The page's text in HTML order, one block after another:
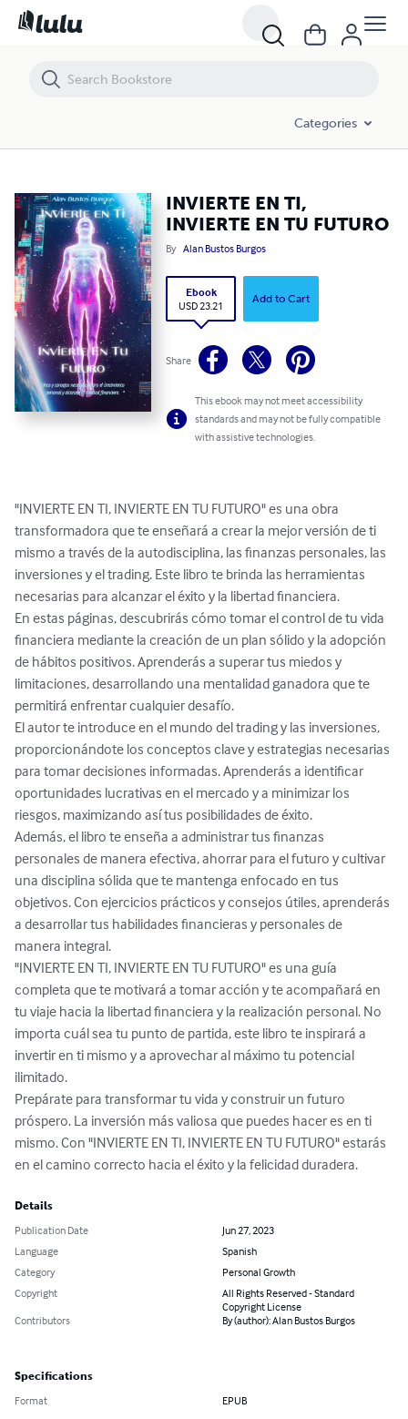
Categories
INVIERTE EN TI,
INVIERTE EN TU FUTURO
By Alan Bustos Burgos
Ebook
USD 23.21
Add to Cart
Share
This ebook may not meet accessibility
standards and may not be fully compatible
with assistive technologies.
"INVIERTE EN TI, INVIERTE EN TU FUTURO" es una obra
transformadora que te enseñará a crear la mejor versión de ti
mismo a través de la autodisciplina, las finanzas personales, las
inversiones y el trading. Este libro te brinda las herramientas
necesarias para alcanzar el éxito y la libertad financiera.
En estas páginas, descubrirás cómo tomar el control de tu vida
financiera mediante la creación de un plan sólido y la adopción
de hábitos positivos. Aprenderás a superar tus miedos y
limitaciones, desarrollando una mentalidad ganadora que te
permitirá enfrentar cualquier desafío.
El autor te introduce en el mundo del trading y las inversiones,
proporcionándote los conceptos clave y estrategias necesarias
para tomar decisiones informadas. Aprenderás a identificar
oportunidades lucrativas en el mercado y a minimizar los
riesgos, maximizando así tus posibilidades de éxito.
Además, el libro te enseña a administrar tus finanzas
personales de manera efectiva, ahorrar para el futuro y cultivar
una disciplina sólida que te mantenga enfocado en tus
objetivos. Con ejercicios prácticos y consejos útiles, aprenderás
a desarrollar tus habilidades financieras y personales de
manera integral.
"INVIERTE EN TI, INVIERTE EN TU FUTURO" es una guía
completa que te motivará a tomar acción y te acompañará en
tu viaje hacia la libertad financiera y la realización personal. No
importa cuál sea tu punto de partida, este libro te inspirará a
invertir en ti mismo y a aprovechar al máximo tu potencial
ilimitado.
Prepárate para transformar tu vida y construir un futuro
próspero. La inversión más valiosa que puedes hacer es en ti
mismo. Con "INVIERTE EN TI, INVIERTE EN TU FUTURO" estarás
en el camino correcto hacia el éxito y la felicidad duradera.
Details
Publication Date
Jun 27, 2023
Language
Spanish
Category
Personal Growth
Copyright
All Rights Reserved - Standard
Copyright License
Contributors
By (author): Alan Bustos Burgos
Specifications
Format EPUB
INVIERTE EN TI, INVIERTE EN TU FUTURO